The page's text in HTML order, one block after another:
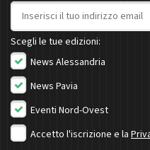
Indirizzo email
Scegli le tue edizioni:
News Alessandria
News Pavia
Eventi Nord-Ovest
Accetto l'iscrizione e la